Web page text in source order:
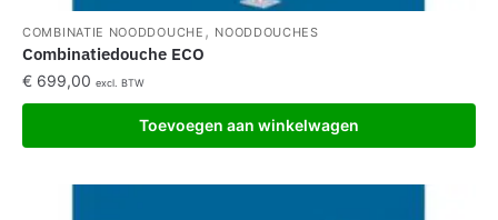
COMBINATIE NOODDOUCHE , NOODDOUCHES
Combinatiedouche ECO
€ 699,00 excl. BTW
Toevoegen aan winkelwagen